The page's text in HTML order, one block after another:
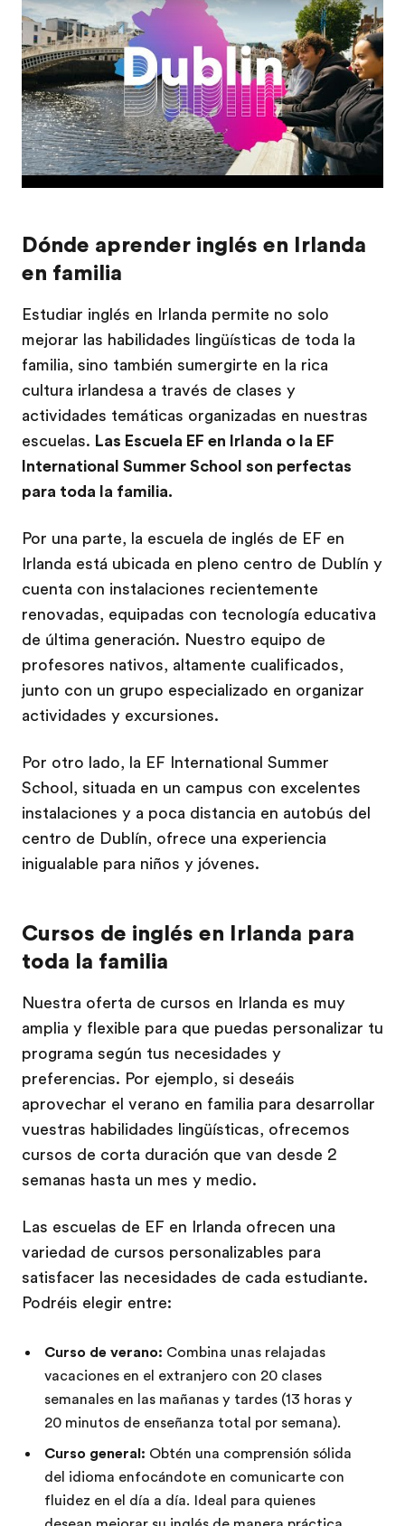
Dónde aprender inglés en Irlanda
en familia
Estudiar inglés en Irlanda permite no solo
mejorar las habilidades lingüísticas de toda la
familia, sino también sumergirte en la rica
cultura irlandesa a través de clases y
actividades temáticas organizadas en nuestras
escuelas. Las Escuela EF en Irlanda o la EF
International Summer School son perfectas
para toda la familia.
Por una parte, la escuela de inglés de EF en
Irlanda está ubicada en pleno centro de Dublín y
cuenta con instalaciones recientemente
renovadas, equipadas con tecnología educativa
de última generación. Nuestro equipo de
profesores nativos, altamente cualificados,
junto con un grupo especializado en organizar
actividades y excursiones.
Por otro lado, la EF International Summer
School, situada en un campus con excelentes
instalaciones y a poca distancia en autobús del
centro de Dublín, ofrece una experiencia
inigualable para niños y jóvenes.
Cursos de inglés en Irlanda para
toda la familia
Nuestra oferta de cursos en Irlanda es muy
amplia y flexible para que puedas personalizar tu
programa según tus necesidades y
preferencias. Por ejemplo, si deseáis
aprovechar el verano en familia para desarrollar
vuestras habilidades lingüísticas, ofrecemos
cursos de corta duración que van desde 2
semanas hasta un mes y medio.
Las escuelas de EF en Irlanda ofrecen una
variedad de cursos personalizables para
satisfacer las necesidades de cada estudiante.
Podréis elegir entre:
Curso de verano: Combina unas relajadas
vacaciones en el extranjero con 20 clases
semanales en las mañanas y tardes (13 horas y
20 minutos de enseñanza total por semana).
Curso general: Obtén una comprensión sólida
del idioma enfocándote en comunicarte con
fluidez en el día a día. Ideal para quienes